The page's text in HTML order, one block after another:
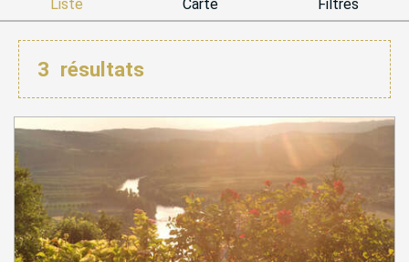
Liste Carte Filtres
3 résultats